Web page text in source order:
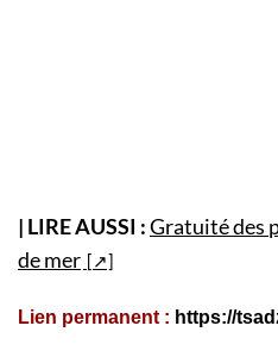
| LIRE AUSSI :Gratuité des
de mer
Lien permanent : https://